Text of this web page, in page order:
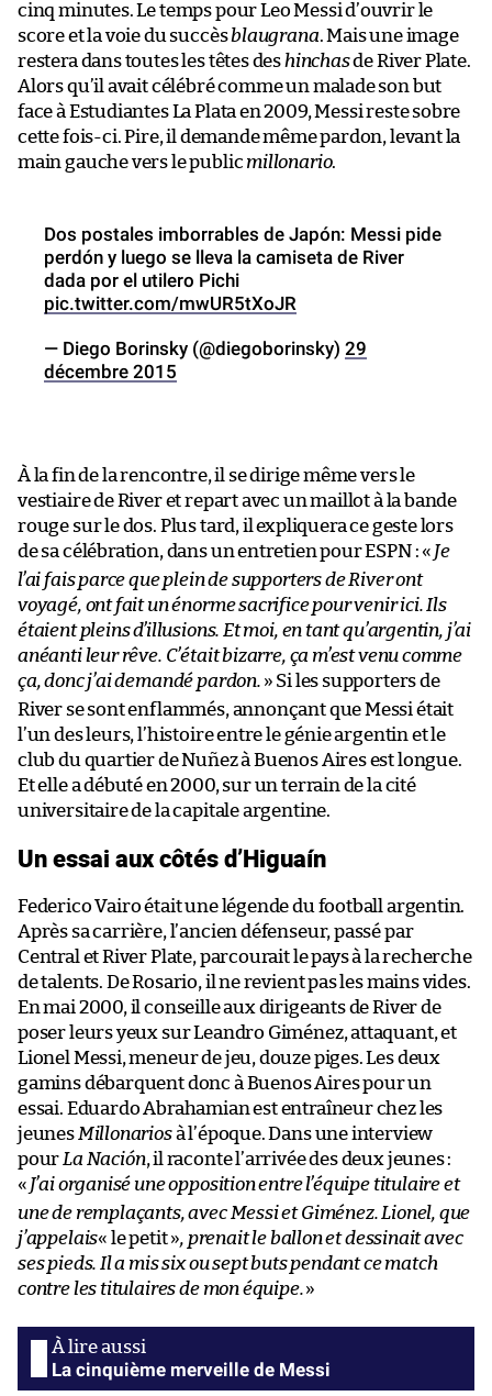
cinq minutes. Le temps pour Leo Messi d’ouvrir le
score et la voie du succèsblaugrana. Mais une image
restera dans toutes les têtes des hinchasde River Plate.
Alors qu’il avait célébré comme un malade son but
face à Estudiantes La Plata en 2009, Messi reste sobre
cette fois-ci. Pire, il demande même pardon, levant la
main gauche vers le public millonario.
Dos postales imborrables de Japón: Messi pide
perdón y luego se lleva la camiseta de River
dada por el utilero Pichi
pic.twitter.com/mwUR5tXoJR
— Diego Borinsky (@diegoborinsky) 29
décembre 2015
À la fin de la rencontre, il se dirige même vers le
vestiaire de River et repart avec un maillot à la bande
rouge sur le dos. Plus tard, il expliquera ce geste lors
de sa célébration, dans un entretien pour ESPN : « Je
l’ai fais parce que plein de supporters de River ont
voyagé, ont fait un énorme sacrifice pour venir ici. Ils
étaient pleins d’illusions. Et moi, en tant qu’argentin, j’ai
anéanti leur rêve. C’était bizarre, ça m’est venu comme
ça, donc j’ai demandé pardon. » Si les supporters de
River se sont enflammés, annonçant que Messi était
l’un des leurs, l’histoire entre le génie argentin et le
club du quartier de Nuñez à Buenos Aires est longue.
Et elle a débuté en 2000, sur un terrain de la cité
universitaire de la capitale argentine.
Un essai aux côtés d’Higuaín
Federico Vairo était une légende du football argentin.
Après sa carrière, l’ancien défenseur, passé par
Central et River Plate, parcourait le pays à la recherche
de talents. De Rosario, il ne revient pas les mains vides.
En mai 2000, il conseille aux dirigeants de River de
poser leurs yeux sur Leandro Giménez, attaquant, et
Lionel Messi, meneur de jeu, douze piges. Les deux
gamins débarquent donc à Buenos Aires pour un
essai. Eduardo Abrahamian est entraîneur chez les
jeunes Millonariosà l’époque. Dans une interview
pour La Nación, il raconte l’arrivée des deux jeunes :
« J’ai organisé une opposition entre l’équipe titulaire et
une de remplaçants, avec Messi et Giménez. Lionel, que
j’appelais« le petit », prenait le ballon et dessinait avec
ses pieds. Il a mis six ou sept buts pendant ce match
contre les titulaires de mon équipe.»
La cinquième merveille de Messi